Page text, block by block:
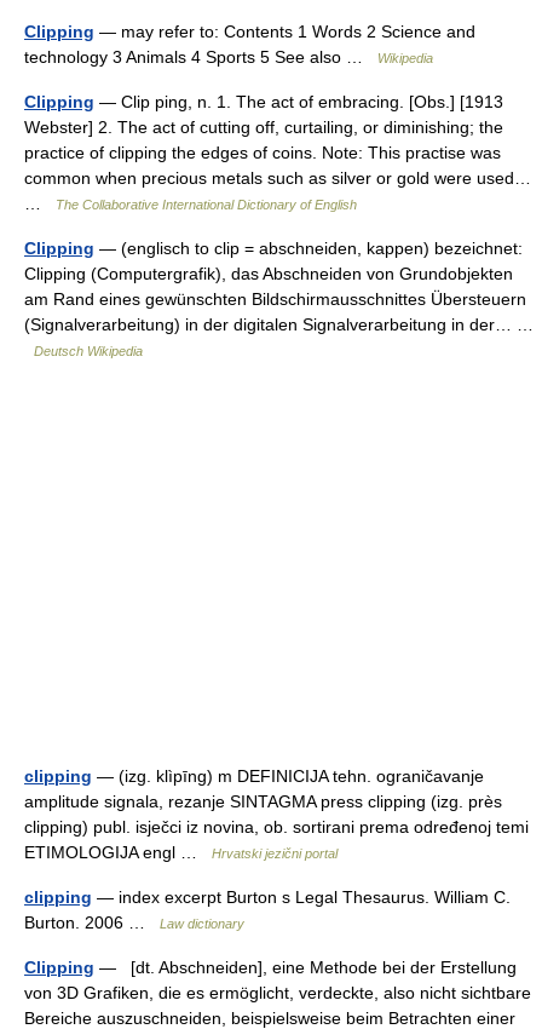
Clipping — may refer to: Contents 1 Words 2 Science and
technology 3 Animals 4 Sports 5 See also …
Wikipedia
Clipping — Clip ping, n. 1. The act of embracing. [Obs.] [1913
Webster] 2. The act of cutting off, curtailing, or diminishing; the
practice of clipping the edges of coins. Note: This practise was
common when precious metals such as silver or gold were used…
The Collaborative International Dictionary of English
Clipping — (englisch to clip = abschneiden, kappen) bezeichnet:
Clipping (Computergrafik), das Abschneiden von Grundobjekten
am Rand eines gewünschten Bildschirmausschnittes Übersteuern
(Signalverarbeitung) in der digitalen Signalverarbeitung in der… …
Deutsch Wikipedia
clipping — (izg. klìpīng) m DEFINICIJA tehn. ograničavanje
amplitude signala, rezanje SINTAGMA press clipping (izg. près
clipping) publ. isječci iz novina, ob. sortirani prema određenoj temi
ETIMOLOGIJA engl …
Hrvatski jezični portal
clipping — index excerpt Burton s Legal Thesaurus. William C.
Burton. 2006 …
Law dictionary
Clipping — [dt. Abschneiden], eine Methode bei der Erstellung
von 3D Grafiken, die es ermöglicht, verdeckte, also nicht sichtbare
Bereiche auszuschneiden, beispielsweise beim Betrachten einer